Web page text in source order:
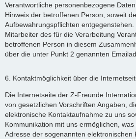
Verantwortliche personenbezogene
Hinweis der betroffenen Person, soweit
Aufbewahrungspflichten
Mitarbeiter des für die Verarbeitung
betroffenen Person in diesem
über die unter Punkt 2 genannten
6. Kontaktmöglichkeit über die
Die Internetseite der Z-Freunde
von gesetzlichen Vorschriften Angaben,
elektronische Kontaktaufnahme zu uns
Kommunikation mit uns ermöglichen,
Adresse der sogenannten elektronischen